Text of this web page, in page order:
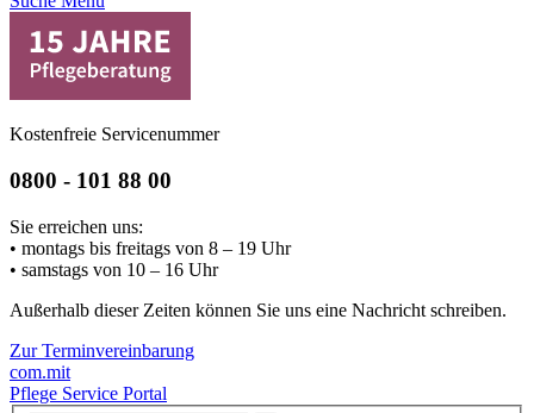
Kostenfreie Servicenummer
0800 - 101 88 00
Sie erreichen uns:
• montags bis freitags von 8 – 19 Uhr
• samstags von 10 – 16 Uhr
Außerhalb dieser Zeiten können Sie uns eine Nachricht schreiben.
Zur Terminvereinbarung
com.mit
Pflege Service Portal